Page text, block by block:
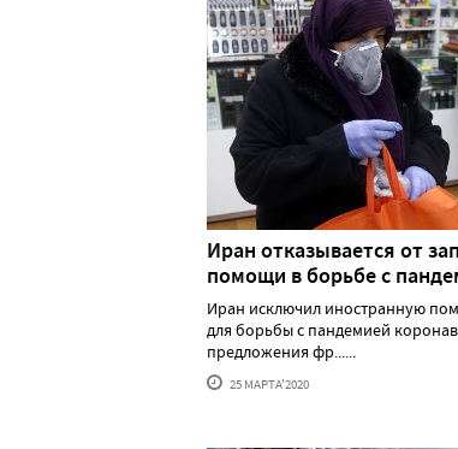
Иран отказывается от
помощи в борьбе с
Иран исключил иностранную
для борьбы с пандемией
предложения фр......
25 МАРТА'2020